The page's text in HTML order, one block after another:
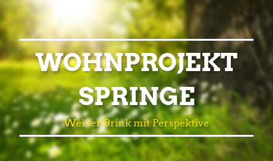
WOHNPROJEKT
SPRINGE
Weißer Brink mit Perspektive